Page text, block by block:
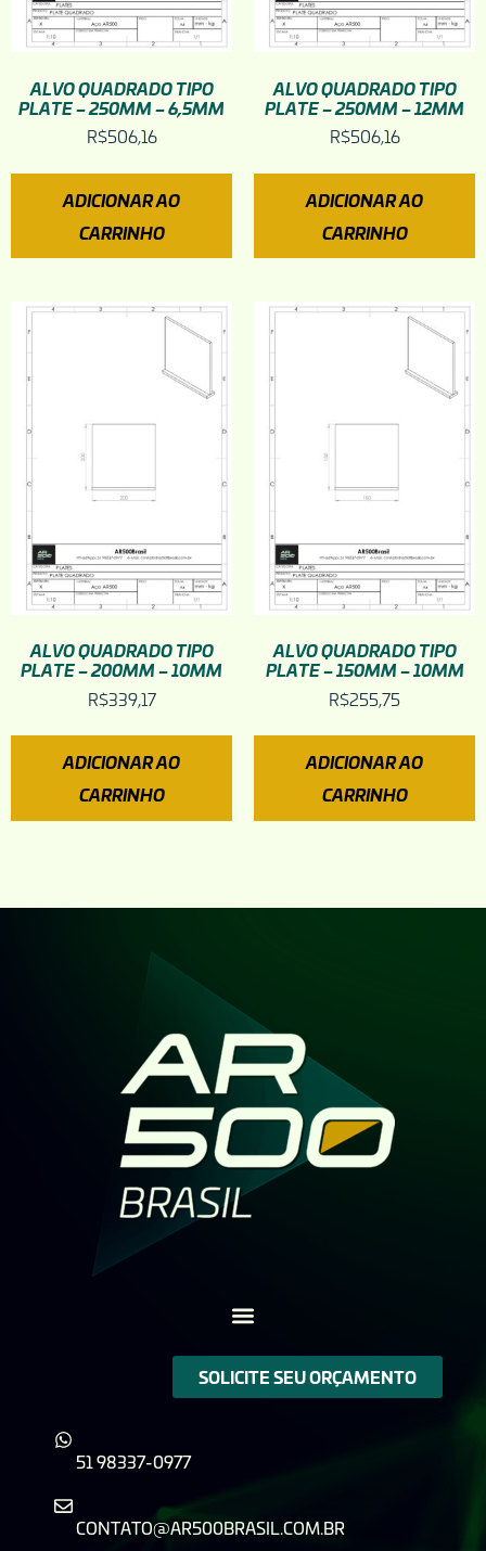
ALVO QUADRADO TIPO
PLATE – 250MM – 6,5MM
R$506,16
ADICIONAR AO
CARRINHO
ALVO QUADRADO TIPO
PLATE – 250MM – 12MM
R$506,16
ADICIONAR AO
CARRINHO
ALVO QUADRADO TIPO
PLATE – 200MM – 10MM
R$339,17
ADICIONAR AO
CARRINHO
ALVO QUADRADO TIPO
PLATE – 150MM – 10MM
R$255,75
ADICIONAR AO
CARRINHO
SOLICITE SEU ORÇAMENTO
51 98337-0977
CONTATO@AR500BRASIL.COM.BR